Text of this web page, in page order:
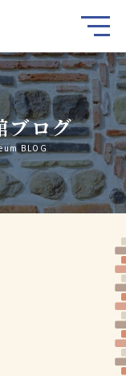
ブログ
BLOG